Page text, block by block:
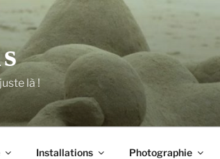
là !
Installations Photographie